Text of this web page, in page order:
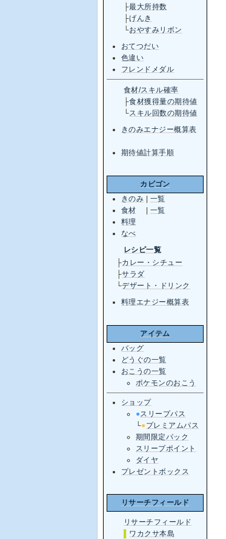
├最大所持数
├げんき
└おやすみリボン
おてつだい
色違い
フレンドメダル
食材/スキル確率
├食材獲得量の期待値
└スキル回数の期待値
きのみエナジー概算表
期待値計算手順
カビゴン
きのみ | 一覧
食材 | 一覧
料理
なべ
レシピ一覧
├カレー・シチュー
├サラダ
└デザート・ドリンク
料理エナジー概算表
アイテム
バッグ
どうぐの一覧
おこうの一覧
ポケモンのおこう
ショップ
●スリープパス
└●プレミアムパス
期間限定パック
スリープポイント
ダイヤ
プレゼントボックス
リサーチフィールド
リサーチフィールド
ワカクサ本島